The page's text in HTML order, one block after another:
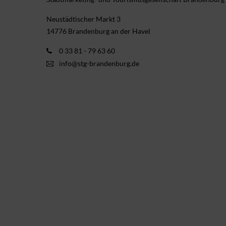
Neustädtischer Markt 3
14776 Brandenburg an der Havel
0 33 81 - 79 63 60
info@stg-brandenburg.de